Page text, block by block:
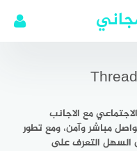
مع الاجانب
مباشر وآمن، ومع تطور
السهل التعرف على